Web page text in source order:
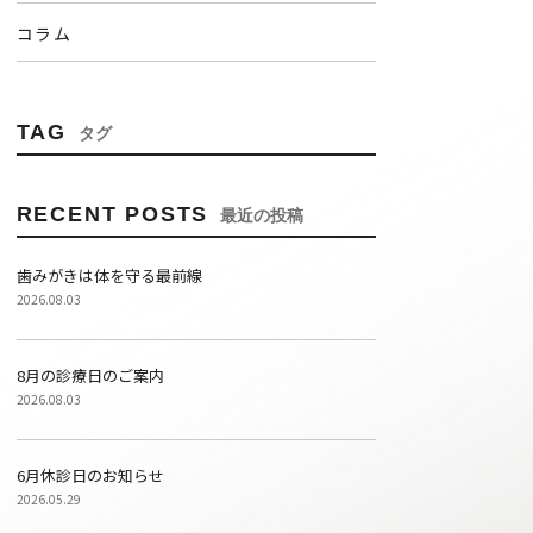
コラム
TAG タグ
RECENT POSTS 最近の投稿
歯みがきは体を守る最前線
2026.08.03
8月の診療日のご案内
2026.08.03
6月休診日のお知らせ
2026.05.29